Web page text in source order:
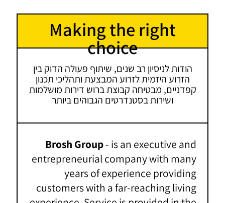
Making the right
choice
הודות לניסיון רב שנים, שיתוף פעולה הדוק בין
הזרוע היזמית לזרוע המבצעת ותהליכי תכנון
קפדניים, מבטיחה קבוצת ברוש דירות מושלמות
ושירות בסטנדרטים הגבוהים ביותר
Brosh Group- is an executive and
entrepreneurial company with many
years of experience providing
customers with a far-reaching living